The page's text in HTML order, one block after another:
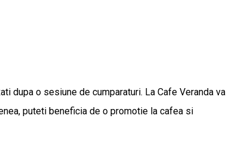
dupa o sesiune de cumparaturi. La Cafe Veranda va
puteti beneficia de o promotie la cafea si